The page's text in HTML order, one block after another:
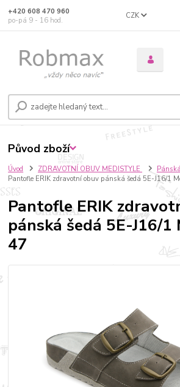
CZK
+420 608 470 960
po-pá 9 - 16 hod.
Úvod ZDRAVOTNÍ OBUV MEDISTYLE
Pantofle ERIK zdravotní obuv pánská šedá 5E-J16/1
Pantofle ERIK
pánská šedá 5E-J16/
47
Původ zboží